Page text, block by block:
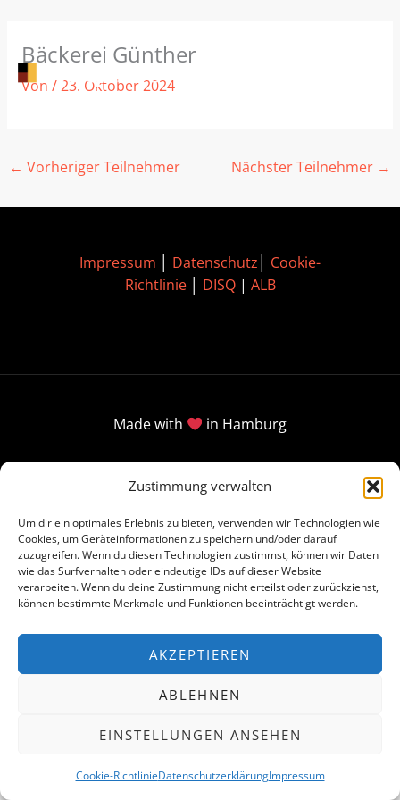
Zustimmung verwalten
Um dir ein optimales Erlebnis zu bieten, verwenden wir Technologien wie
Cookies, um Geräteinformationen zu speichern und/oder darauf
zuzugreifen. Wenn du diesen Technologien zustimmst, können wir Daten
wie das Surfverhalten oder eindeutige IDs auf dieser Website
verarbeiten. Wenn du deine Zustimmung nicht erteilst oder zurückziehst,
können bestimmte Merkmale und Funktionen beeinträchtigt werden.
AKZEPTIEREN
ABLEHNEN
EINSTELLUNGEN ANSEHEN
Cookie-RichtlinieDatenschutzerklärungImpressum
Inhalt
springen
Bäckerei Günther
Von /23. Oktober 2024
← Vorheriger Teilnehmer Nächster Teilnehmer →
Impressum Datenschutz
Cookie-
Richtlinie│ DISQ| ALB
Made with in Hamburg